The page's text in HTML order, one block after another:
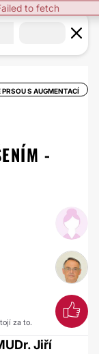
to fetch
PRSOU S AUGMENTACÍ
-
za to.
Jiří